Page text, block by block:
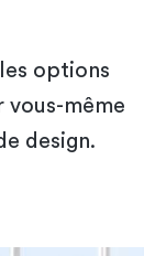
options
vous-même
design.